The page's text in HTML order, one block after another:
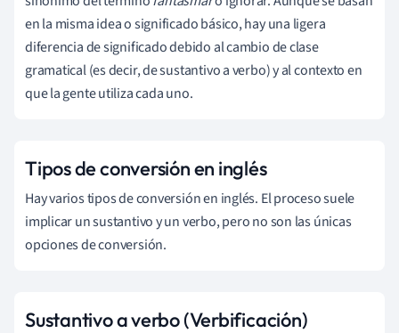
en la misma idea o significado básico, hay una ligera
diferencia de significado debido al cambio de clase
gramatical (es decir, de sustantivo a verbo) y al contexto en
que la gente utiliza cada uno.
Tipos de conversión en inglés
Hay varios tipos de conversión en inglés. El proceso suele
implicar un sustantivo y un verbo, pero no son las únicas
opciones de conversión.
Sustantivo a verbo (Verbificación)